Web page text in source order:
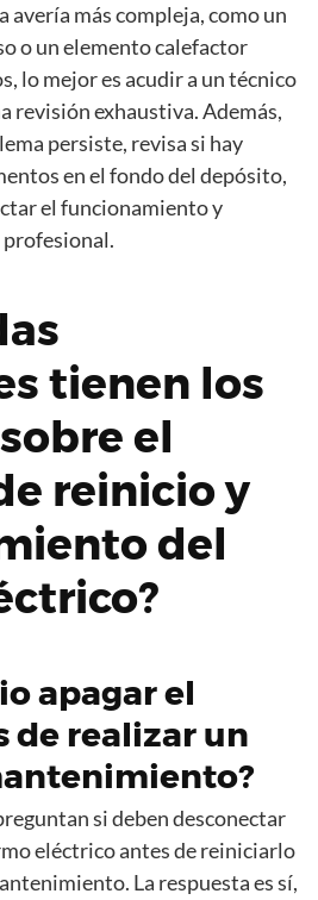
avería más compleja, como un
o un elemento calefactor
lo mejor es acudir a un técnico
revisión exhaustiva. Además,
persiste, revisa si hay
en el fondo del depósito,
el funcionamiento y
tienen los
el
reinicio y
del
apagar el
de realizar un
si deben desconectar
eléctrico antes de reiniciarlo
La respuesta es sí,